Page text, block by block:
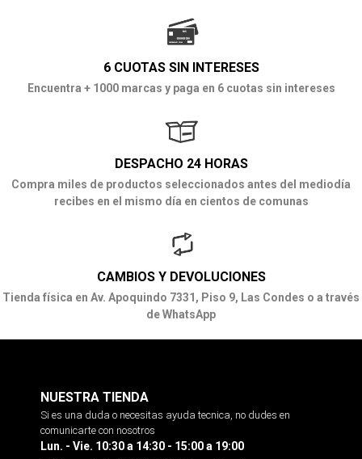
6 CUOTAS SIN INTERESES
Encuentra + 1000 marcas y paga en 6 cuotas sin intereses
DESPACHO 24 HORAS
Compra miles de productos seleccionados antes del mediodía
recibes en el mismo día en cientos de comunas
CAMBIOS Y DEVOLUCIONES
Tienda física en Av. Apoquindo 7331, Piso 9, Las Condes o a través
de WhatsApp
NUESTRA TIENDA
Si es una duda o necesitas ayuda tecnica, no dudes en
comunicarte con nosotros
Lun. - Vie. 10:30 a 14:30 - 15:00 a 19:00